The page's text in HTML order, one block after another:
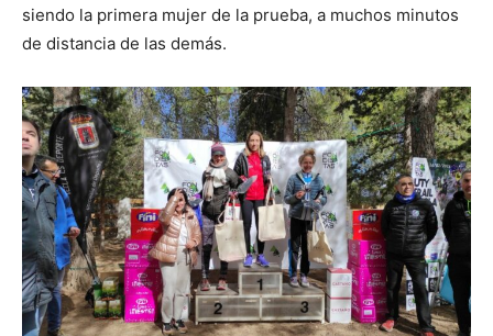
siendo la primera mujer de la prueba, a muchos minutos
de distancia de las demás.